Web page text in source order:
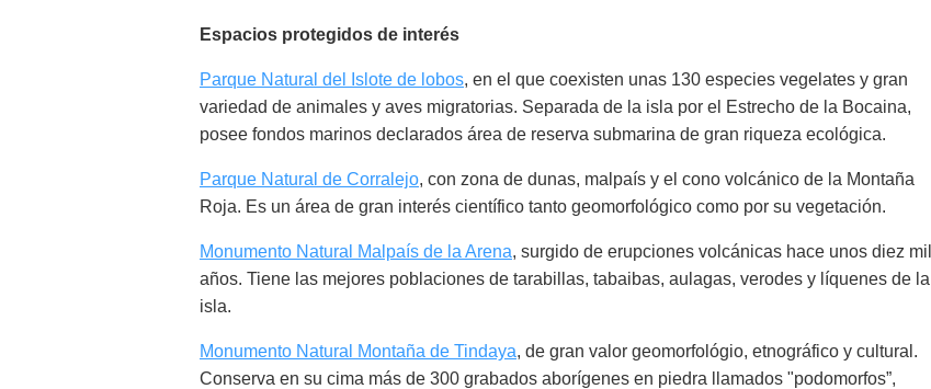
Espacios protegidos de interés
Parque Natural del Islote de lobos, en el que coexisten unas 130 especies vegelates y gran
variedad de animales y aves migratorias. Separada de la isla por el Estrecho de la Bocaina,
posee fondos marinos declarados área de reserva submarina de gran riqueza ecológica.
Parque Natural de Corralejo, con zona de dunas, malpaís y el cono volcánico de la Montaña
Roja. Es un área de gran interés científico tanto geomorfológico como por su vegetación.
Monumento Natural Malpaís de la Arena, surgido de erupciones volcánicas hace unos diez mil
años. Tiene las mejores poblaciones de tarabillas, tabaibas, aulagas, verodes y líquenes de la
isla.
Monumento Natural Montaña de Tindaya, de gran valor geomorfológio, etnográfico y cultural.
Conserva en su cima más de 300 grabados aborígenes en piedra llamados "podomorfos”,